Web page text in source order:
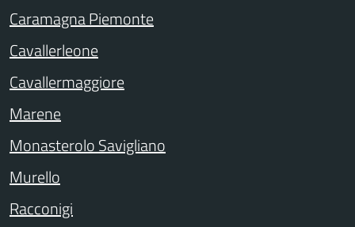
Caramagna Piemonte
Cavallerleone
Cavallermaggiore
Marene
Monasterolo Savigliano
Murello
Racconigi